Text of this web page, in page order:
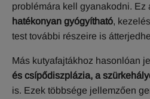
problémára kell gyanakodni. Ez
hatékonyan gyógyítható,
test további részeire is
Más kutyafajtákhoz hasonlóan
és csípődiszplázia, a
is. Ezek többsége jellemzően